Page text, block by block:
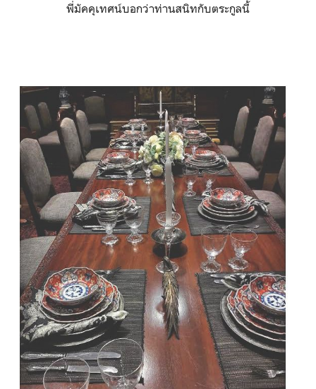
พี่มัคคุเทศน์บอกว่าท่านสนิทกับตระกูลนี้